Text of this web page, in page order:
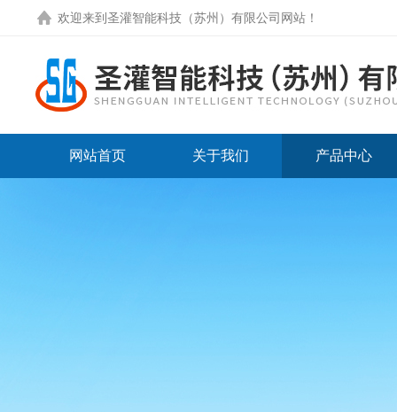
欢迎来到圣灌智能科技（苏州）有限公司网站！
网站首页 关于我们 产品中心